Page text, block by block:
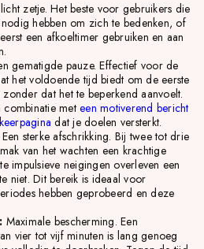
zetje. Het beste voor gebruikers die
hebben om zich te bedenken, of
een afkoeltimer gebruiken en aan
gematigde pauze. Effectief voor de
het voldoende tijd biedt om de eerste
dat het te beperkend aanvoelt.
met een motiverend bericht
dat je doelen versterkt.
Een sterke afschrikking. Bij twee tot drie
van het wachten een krachtige
impulsieve neigingen overleven een
niet. Dit bereik is ideaal voor
hebben geprobeerd en deze
Maximale bescherming. Een
vier tot vijf minuten is lang genoeg